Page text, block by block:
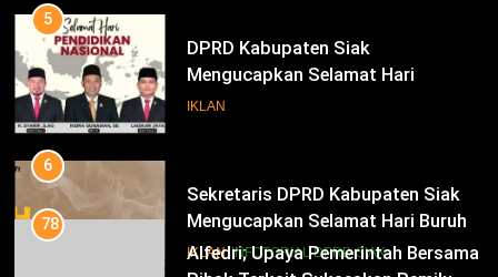
5
DPRD Kabupaten Siak
Mengucapkan Selamat Hari
Pendidikan Nasional
IKLAN
6
Sekretaris DPRD Kabupaten Siak
Mengucapkan Selamat Hari Buruh
IKLAN INFOTORIAL DPRD SIAK
78
Alfedri; Upaya Pemerintah Bersama